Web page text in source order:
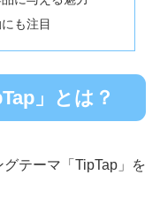
も注目
」とは？
グテーマ「TipTap」を